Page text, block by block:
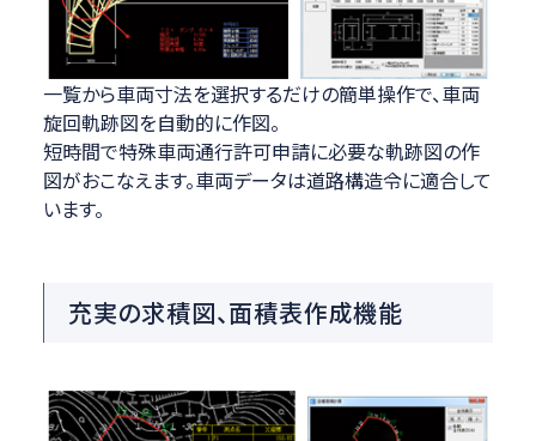
一覧から車両寸法を選択するだけの簡単操作で、車両
旋回軌跡図を自動的に作図。
短時間で特殊車両通行許可申請に必要な軌跡図の作
図がおこなえます。車両データは道路構造令に適合して
います。
充実の求積図、面積表作成機能